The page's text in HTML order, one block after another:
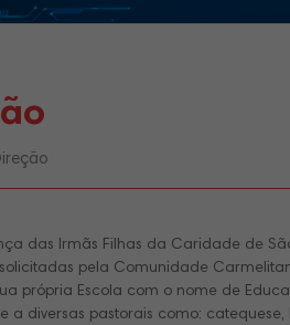
Irmãs Filhas da Caridade de São
pela Comunidade
própria Escola com o nome de
a diversas pastorais como: